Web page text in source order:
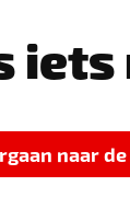
naar